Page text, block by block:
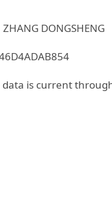
ZHANG DONGSHENG
data is current